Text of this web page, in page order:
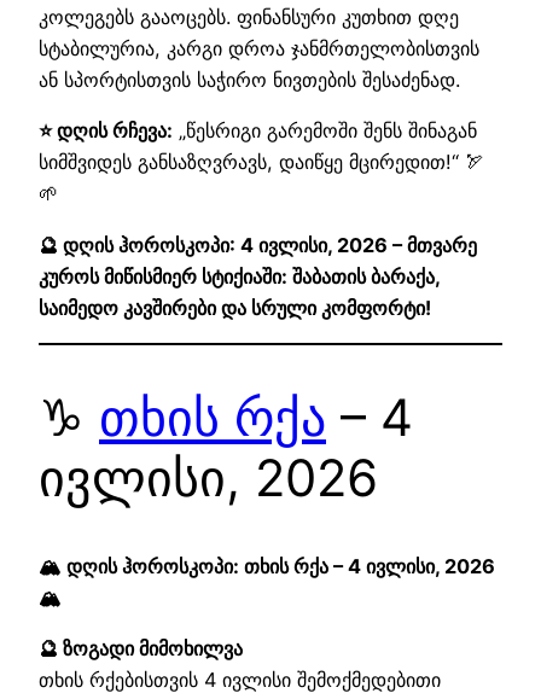
კოლეგებს გააოცებს. ფინანსური კუთხით დღე
სტაბილურია, კარგი დროა ჯანმრთელობისთვის
ან სპორტისთვის საჭირო ნივთების შესაძენად.
⭐ დღის რჩევა: „წესრიგი გარემოში შენს შინაგან
სიმშვიდეს განსაზღვრავს, დაიწყე მცირედით!“ 🏹
🌱
🔮 დღის ჰოროსკოპი: 4 ივლისი, 2026 – მთვარე
კუროს მიწისმიერ სტიქიაში: შაბათის ბარაქა,
საიმედო კავშირები და სრული კომფორტი!
♑ თხის რქა – 4
ივლისი, 2026
🏔️ დღის ჰოროსკოპი: თხის რქა – 4 ივლისი, 2026
🏔️
🔮 ზოგადი მიმოხილვა
თხის რქებისთვის 4 ივლისი შემოქმედებითი